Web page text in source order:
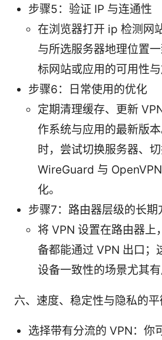
步骤5：验证 IP 与连通性
在浏览器打开 ip 检测网
与所选服务器地理位置
标网站或应用的可用性与
步骤6：日常使用的优化
定期清理缓存、更新
作系统与应用的最新版
时，尝试切换服务器、
WireGuard 与
化。
步骤7：路由器层级的长期
将 VPN 设置在路由器上
备都能通过 VPN 出口；
设备一致性的场景尤其有
六、速度、稳定性与隐私的
选择带有分流的 VPN：你